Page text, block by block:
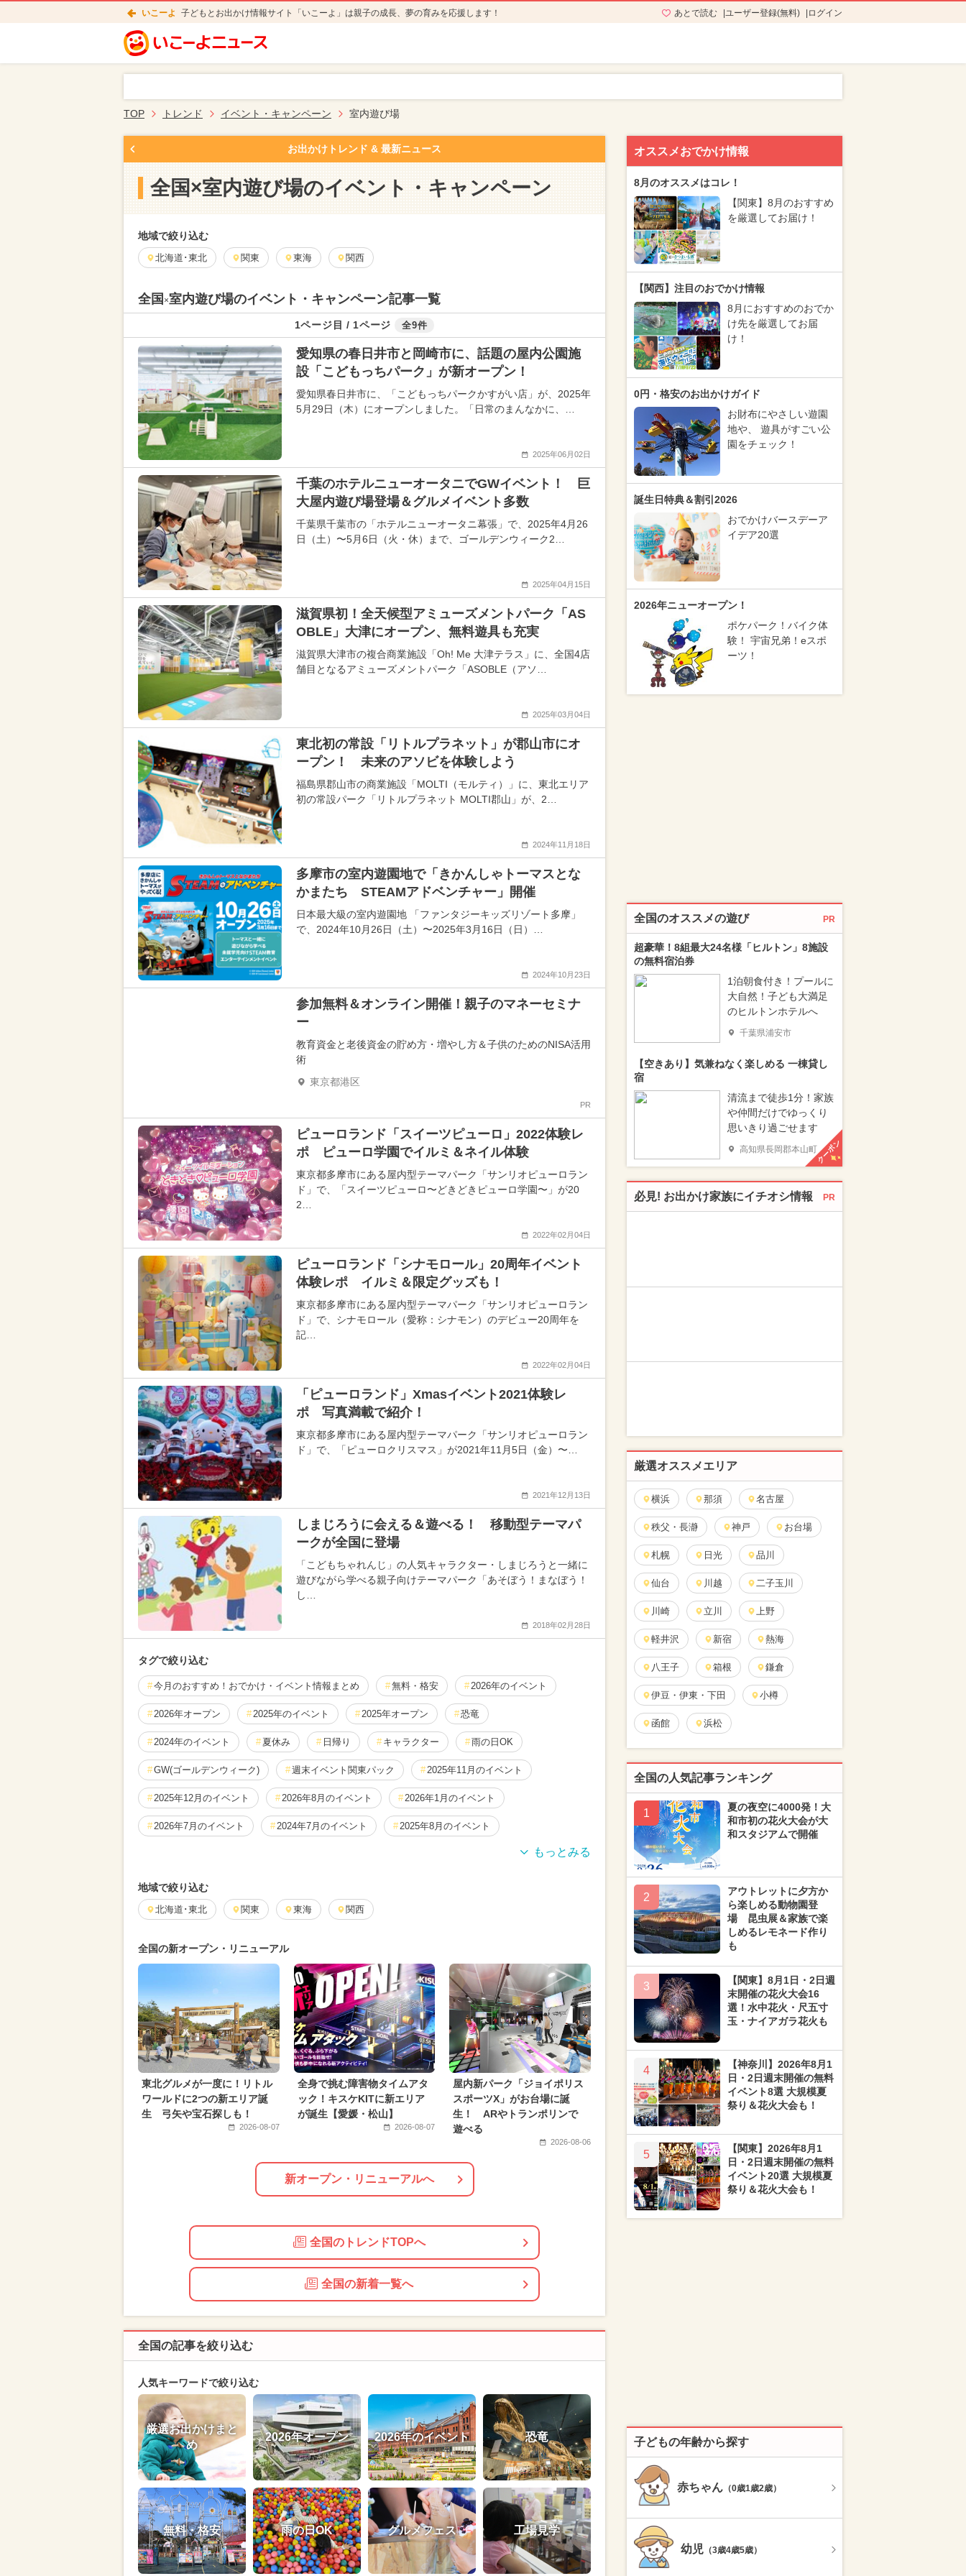
いこーよ 子どもとお出かけ情報サイト「いこーよ」は親子の成長、夢の育みを応援します！ あとで読む ユーザー登録(無料) ログイン
TOP トレンド イベント・キャンペーン 室内遊び場
お出かけトレンド & 最新ニュース
全国×室内遊び場のイベント・キャンペーン
地域で絞り込む
北海道･東北 関東 東海 関西
全国 ×室内遊び場のイベント・キャンペーン記事一覧
1ページ目 / 1ページ 全9件
愛知県の春日井市と岡崎市に、話題の屋内公園施
設「こどもっちパーク」が新オープン！
愛知県春日井市に、「こどもっちパークかすがい店」が、2025年
5月29日（木）にオープンしました。「日常のまんなかに、…
2025年06月02日
千葉のホテルニューオータニでGWイベント！ 巨
大屋内遊び場登場＆グルメイベント多数
千葉県千葉市の「ホテルニューオータニ幕張」で、2025年4月26
日（土）〜5月6日（火・休）まで、ゴールデンウィーク2…
2025年04月15日
滋賀県初！全天候型アミューズメントパーク「AS
OBLE」大津にオープン、無料遊具も充実
滋賀県大津市の複合商業施設「Oh! Me 大津テラス」に、全国4店
舗目となるアミューズメントパーク「ASOBLE（アソ…
2025年03月04日
東北初の常設「リトルプラネット」が郡山市にオ
ープン！ 未来のアソビを体験しよう
福島県郡山市の商業施設「MOLTI（モルティ）」に、東北エリア
初の常設パーク「リトルプラネット MOLTI郡山」が、2…
2024年11月18日
多摩市の室内遊園地で「きかんしゃトーマスとな
かまたち STEAMアドベンチャー」開催
日本最大級の室内遊園地 「ファンタジーキッズリゾート多摩」
で、2024年10月26日（土）〜2025年3月16日（日）…
2024年10月23日
参加無料＆オンライン開催！親子のマネーセミナ
ー
教育資金と老後資金の貯め方・増やし方＆子供のためのNISA活用
術
東京都港区
PR
ピューロランド「スイーツピューロ」2022体験レ
ポ ピューロ学園でイルミ＆ネイル体験
東京都多摩市にある屋内型テーマパーク「サンリオピューロラン
ド」で、「スイーツピューロ〜どきどきピューロ学園〜」が20
2…
2022年02月04日
ピューロランド「シナモロール」20周年イベント
体験レポ イルミ＆限定グッズも！
東京都多摩市にある屋内型テーマパーク「サンリオピューロラン
ド」で、シナモロール（愛称：シナモン）のデビュー20周年を
記…
2022年02月04日
「ピューロランド」Xmasイベント2021体験レ
ポ 写真満載で紹介！
東京都多摩市にある屋内型テーマパーク「サンリオピューロラン
ド」で、「ピューロクリスマス」が2021年11月5日（金）〜…
2021年12月13日
しまじろうに会える＆遊べる！ 移動型テーマパ
ークが全国に登場
「こどもちゃれんじ」の人気キャラクター・しまじろうと一緒に
遊びながら学べる親子向けテーマパーク「あそぼう！まなぼう！
し…
2018年02月28日
タグで絞り込む
今月のおすすめ！おでかけ・イベント情報まとめ 無料・格安 2026年のイベント
2026年オープン 2025年のイベント 2025年オープン 恐竜
2024年のイベント 夏休み 日帰り キャラクター 雨の日OK
GW(ゴールデンウィーク) 週末イベント関東パック 2025年11月のイベント
2025年12月のイベント 2026年8月のイベント 2026年1月のイベント
2026年7月のイベント 2024年7月のイベント 2025年8月のイベント
2024年12月のイベント 2025年9月のイベント
2024年4月のイベント 2024年3月のイベント
週末イベント関西パック 2025年1月のイベント
2026年4月のイベント 2025年5月のイベント 2025年2月のイベント
2024年9月のイベント 2026年6月のイベント 2025年4月のイベント
イルミネーション 2024年10月のイベント 2024年6月のイベント
夏休み（日帰り） 冬休み ワークショップ 春休み 2024年2月のイベント
地域で絞り込む
北海道･東北 関東 東海 関西
全国の新オープン・リニューアル
東北グルメが一度に！リトル
ワールドに2つの新エリア誕
生 弓矢や宝石探しも！
2026-08-07
全身で挑む障害物タイムアタ
ック！キスケKITに新エリア
が誕生【愛媛・松山】
2026-08-07
屋内新パーク「ジョイポリス
スポーツX」がお台場に誕
生！ ARやトランポリンで
遊べる
2026-08-06
新オープン・リニューアルへ
全国のトレンドTOPへ
全国の新着一覧へ
全国の記事を絞り込む
人気キーワードで絞り込む
厳選お出かけまと
め
2026年オープン 2026年のイベント 恐竜
無料・格安 雨の日OK グルメフェス 工場見学
オススメおでかけ情報
8月のオススメはコレ！
【関東】8月のおすすめ
を厳選してお届け！
【関西】注目のおでかけ情報
8月におすすめのおでか
け先を厳選してお届
け！
0円・格安のお出かけガイド
お財布にやさしい遊園
地や、 遊具がすごい公
園をチェック！
誕生日特典＆割引2026
おでかけバースデーア
イデア20選
2026年ニューオープン！
ポケパーク！バイク体
験！ 宇宙兄弟！eスポ
ーツ！
全国のオススメの遊び PR
超豪華！8組最大24名様「ヒルトン」8施設
の無料宿泊券
1泊朝食付き！プールに
大自然！子ども大満足
のヒルトンホテルへ
千葉県浦安市
【空きあり】気兼ねなく楽しめる 一棟貸し
宿
清流まで徒歩1分！家族
や仲間だけでゆっくり
思いきり過ごせます
高知県長岡郡本山町クーポン
必見! お出かけ家族にイチオシ情報 PR
厳選オススメエリア
横浜 那須 名古屋
秩父・長瀞 神戸 お台場
札幌 日光 品川
仙台 川越 二子玉川
川崎 立川 上野
軽井沢 新宿 熱海
八王子 箱根 鎌倉
伊豆・伊東・下田 小樽
函館 浜松
全国の人気記事ランキング
1
夏の夜空に4000発！大
和市初の花火大会が大
和スタジアムで開催
2
アウトレットに夕方か
ら楽しめる動物園登
場 昆虫展＆家族で楽
しめるレモネード作り
も
3
【関東】8月1日・2日週
末開催の花火大会16
選！水中花火・尺五寸
玉・ナイアガラ花火も
4
【神奈川】2026年8月1
日・2日週末開催の無料
イベント8選 大規模夏
祭り＆花火大会も！
5
【関東】2026年8月1
日・2日週末開催の無料
イベント20選 大規模夏
祭り＆花火大会も！
子どもの年齢から探す
赤ちゃん （0歳1歳2歳）
幼児 （3歳4歳5歳）